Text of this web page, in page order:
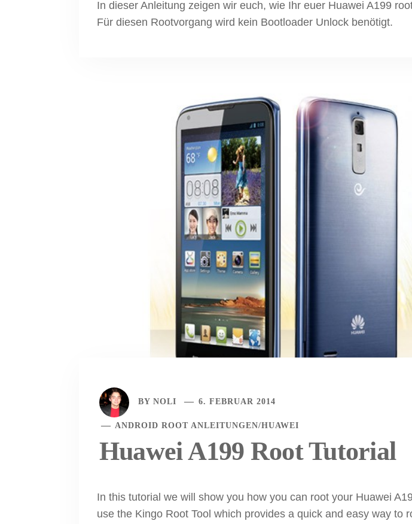
In dieser Anleitung zeigen wir euch, wie Ihr euer Huawei A199
Für diesen Rootvorgang wird kein Bootloader Unlock benötigt.
BY NOLI 6. FEBRUAR 2014
ANDROID ROOT ANLEITUNGEN/HUAWEI
Huawei A199 Root Tutorial
In this tutorial we will show you how you can root your Huawei
use the Kingo Root Tool which provides a quick and easy way to